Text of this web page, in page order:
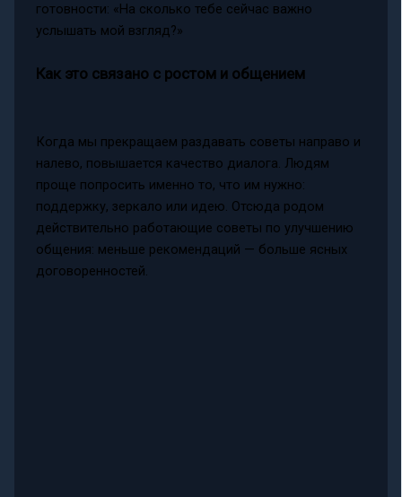
готовности: «На сколько тебе сейчас важно
услышать мой взгляд?»
Как это связано с ростом и общением
Когда мы прекращаем раздавать советы направо и
налево, повышается качество диалога. Людям
проще попросить именно то, что им нужно:
поддержку, зеркало или идею. Отсюда родом
действительно работающие советы по улучшению
общения: меньше рекомендаций — больше ясных
договоренностей.